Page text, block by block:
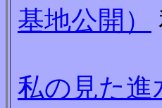
基地公開）
私の見た進